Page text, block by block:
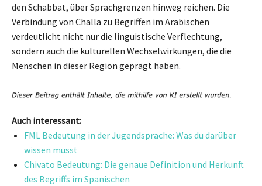
den Schabbat, über Sprachgrenzen hinweg reichen. Die
Verbindung von Challa zu Begriffen im Arabischen
verdeutlicht nicht nur die linguistische Verflechtung,
sondern auch die kulturellen Wechselwirkungen, die die
Menschen in dieser Region geprägt haben.
Auch interessant:
FML Bedeutung in der Jugendsprache: Was du darüber
wissen musst
Chivato Bedeutung: Die genaue Definition und Herkunft
des Begriffs im Spanischen